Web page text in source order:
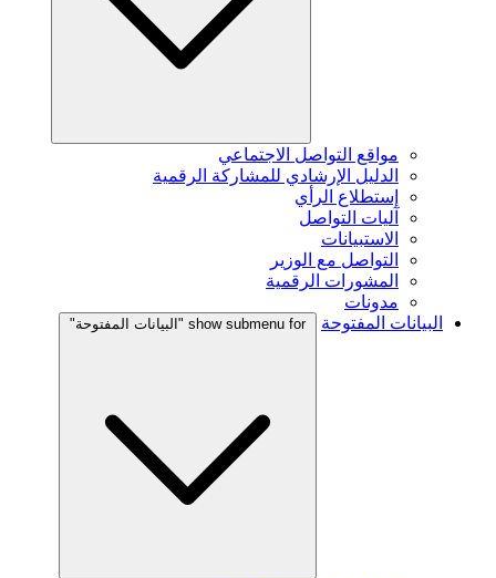
مواقع التواصل الاجتماعي
الدليل الإرشادي للمشاركة الرقمية
إستطلاع الرأي
آليات التواصل
الاستبيانات
التواصل مع الوزير
المشورات الرقمية
مدونات
البيانات المفتوحة
show submenu for "البيانات المفتوحة"